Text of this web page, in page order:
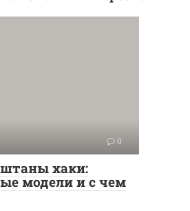
0
хаки:
модели и с чем